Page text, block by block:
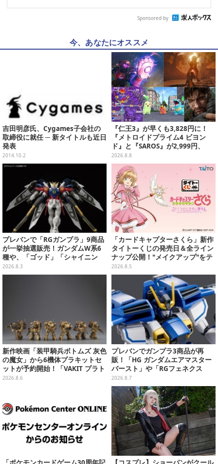
Sponsored by
今、あなたにオススメ
吉田明彦氏、Cygames子会社の
取締役に就任 ─ 新タイトルも近日
発表
2014.10.2
『仁王3』が早くも3,828円に！
『メトロイドプライム4 ビヨン
ド』と『SAROS』が2,999円、
『メタルギアソリッド Δ』は2,49
9円─ゲオ店舗＆ストアのゲームセ
ールは8月8日から
2026.8.8
プレバンで「RGガンプラ」9商品
が一挙抽選販売！ガンダムW系6
種や、「ゴッド」「シャイニン
グ」も
2026.8.3
「カードキャプターさくら」新作
タイトーくじの発売日＆全ライン
ナップ公開！"メイクアップ"をテ
ーマに、日常でも使いたくなるア
イテムがズラリ
2026.8.5
新作映画「装甲騎兵ボトムズ 灰色
の魔女」から6機体プラキットセ
ットが予約開始！「VAKIT プラト
ーン」第1弾、各部関節可動仕様
2026.8.6
プレバンでガンプラ3商品が再
販！「HG ガンダムエアマスター
バースト」や「RGフェネクス
（ナラティブVer.）」も
2026.8.7